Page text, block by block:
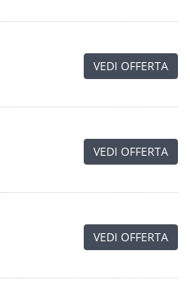
VEDI OFFERTA
VEDI OFFERTA
VEDI OFFERTA